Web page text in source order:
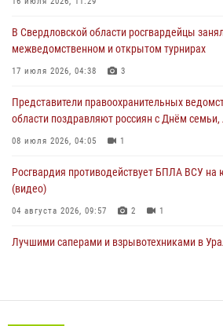
29 июля 2026, 12:30
Православные священники поддержали
В Свердловской области росгвардейцы
межведомственном и открытом турнирах
17 июля 2026, 04:38 3
Представители правоохранительных
области поздравляют россиян с Днём
08 июля 2026, 04:05 1
Росгвардия противодействует БПЛА ВСУ
(видео)
04 августа 2026, 09:57 2 1
Лучшими саперами и взрывотехниками в